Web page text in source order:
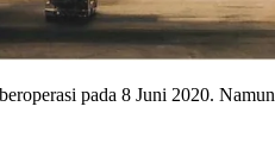
pada 8 Juni 2020.